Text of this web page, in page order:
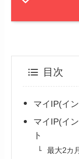
目次
マイIP(イ
マイIP(イ
ト
最大2カ